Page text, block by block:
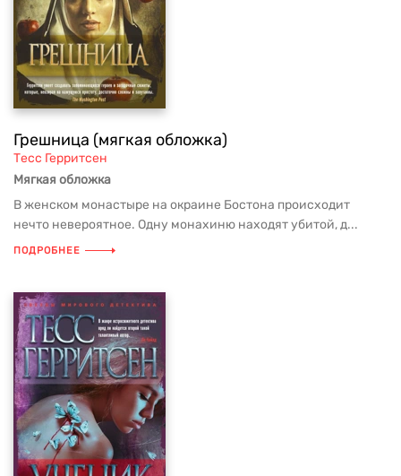
Грешница (мягкая обложка)
Тесс Герритсен
Мягкая обложка
В женском монастыре на окраине Бостона происходит
нечто невероятное. Одну монахиню находят убитой, д...
ПОДРОБНЕЕ